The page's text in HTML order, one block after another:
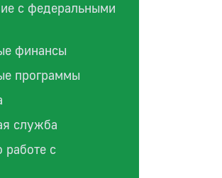
с федеральными
финансы
программы
служба
с